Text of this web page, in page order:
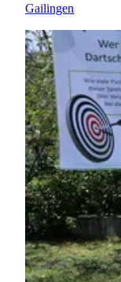
Gailingen